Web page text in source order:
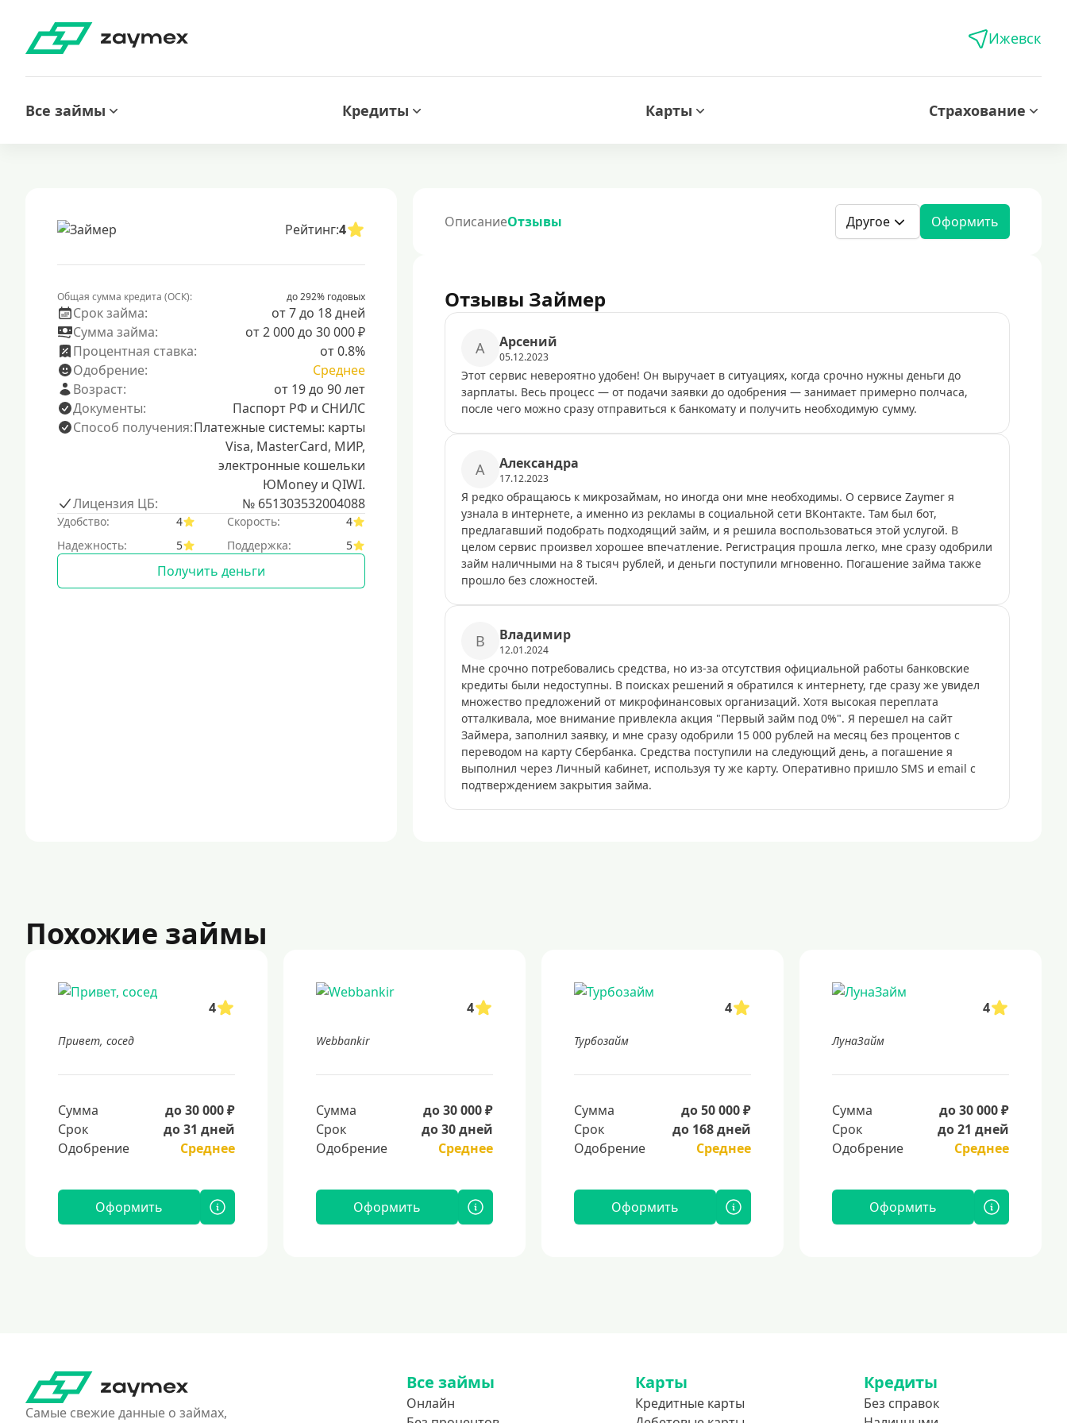
Ижевск
Все займы Кредиты Карты Страхование
Рейтинг:4
Общая сумма кредита (ОСК): до 292% годовых
Срок займа:
от 7 до 18 дней
Сумма займа:
от 2 000 до 30 000 ₽
Процентная ставка:
от 0.8%
Одобрение:
Среднее
Возраст:
от 19 до 90 лет
Документы:
Паспорт РФ и СНИЛС
Способ получения:Платежные системы: карты
Visa, MasterCard, МИР,
электронные кошельки
ЮMoney и QIWI.
Лицензия ЦБ:
№ 651303532004088
Удобство: 4 Скорость:
4
Надежность:
5 Поддержка: 5
Получить деньги
ОписаниеОтзывы Другое Оформить
Отзывы Займер
А Арсений
05.12.2023
Этот сервис невероятно удобен! Он выручает в ситуациях, когда срочно нужны деньги до
зарплаты. Весь процесс — от подачи заявки до одобрения — занимает примерно полчаса,
после чего можно сразу отправиться к банкомату и получить необходимую сумму.
А Александра
17.12.2023
Я редко обращаюсь к микрозаймам, но иногда они мне необходимы. О сервисе Zaymer я
узнала в интернете, а именно из рекламы в социальной сети ВКонтакте. Там был бот,
предлагавший подобрать подходящий займ, и я решила воспользоваться этой услугой. В
целом сервис произвел хорошее впечатление. Регистрация прошла легко, мне сразу одобрили
займ наличными на 8 тысяч рублей, и деньги поступили мгновенно. Погашение займа также
прошло без сложностей.
В Владимир
12.01.2024
Мне срочно потребовались средства, но из-за отсутствия официальной работы банковские
кредиты были недоступны. В поисках решений я обратился к интернету, где сразу же увидел
множество предложений от микрофинансовых организаций. Хотя высокая переплата
отталкивала, мое внимание привлекла акция "Первый займ под 0%". Я перешел на сайт
Займера, заполнил заявку, и мне сразу одобрили 15 000 рублей на месяц без процентов с
переводом на карту Сбербанка. Средства поступили на следующий день, а погашение я
выполнил через Личный кабинет, используя ту же карту. Оперативно пришло SMS и email с
подтверждением закрытия займа.
Похожие займы
4
Привет, сосед
Сумма
до 30 000 ₽
Срок
до 31 дней
Одобрение
Среднее
Оформить
4
Webbankir
Сумма
до 30 000 ₽
Срок
до 30 дней
Одобрение
Среднее
Оформить
4
Турбозайм
Сумма
до 50 000 ₽
Срок
до 168 дней
Одобрение
Среднее
Оформить
4
ЛунаЗайм
Сумма
до 30 000 ₽
Срок
до 21 дней
Одобрение
Среднее
Оформить
Самые свежие данные о займах,
Все займы
Онлайн
Карты
Кредитные карты
Кредиты
Без справок